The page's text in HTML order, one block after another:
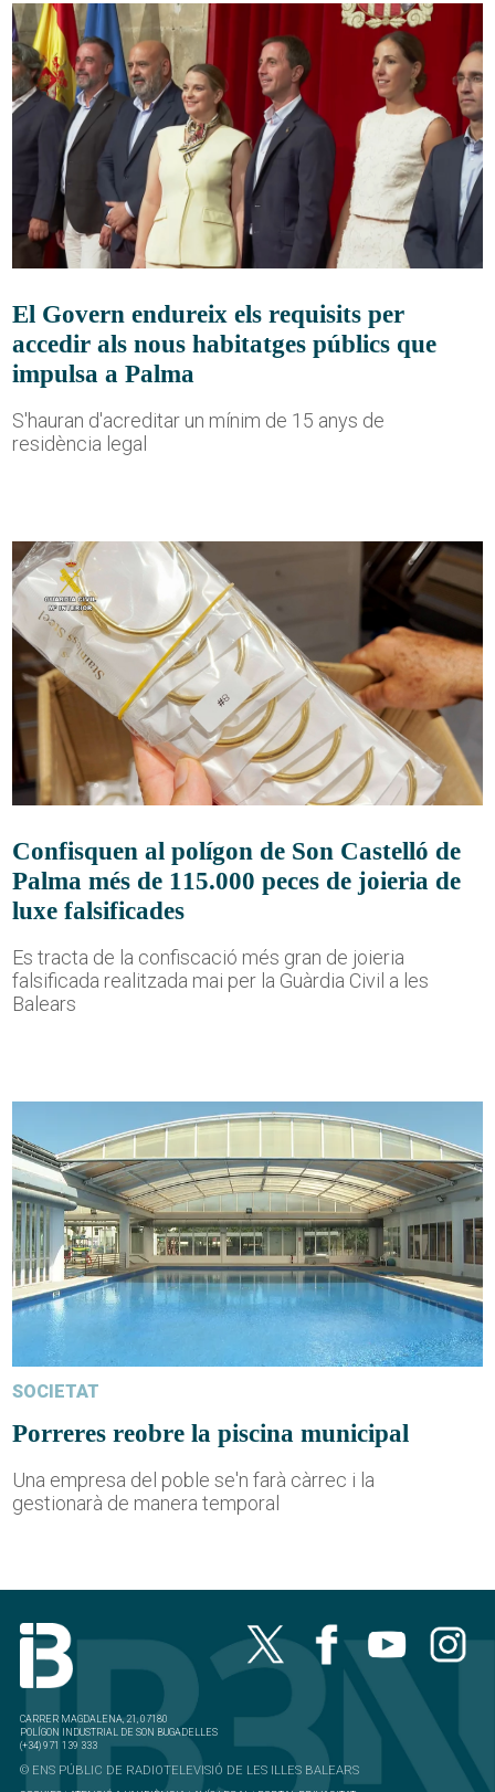
El Govern endureix els requisits per
accedir als nous habitatges públics que
impulsa a Palma
S'hauran d'acreditar un mínim de 15 anys de
residència legal
Confisquen al polígon de Son Castelló de
Palma més de 115.000 peces de joieria de
luxe falsificades
Es tracta de la confiscació més gran de joieria
falsificada realitzada mai per la Guàrdia Civil a les
Balears
SOCIETAT
Porreres reobre la piscina municipal
Una empresa del poble se'n farà càrrec i la
gestionarà de manera temporal
CARRER MAGDALENA, 21, 07180
POLÍGON INDUSTRIAL DE SON BUGADELLES
(+34) 971 139 333
© ENS PÚBLIC DE RADIOTELEVISIÓ DE LES ILLES BALEARS